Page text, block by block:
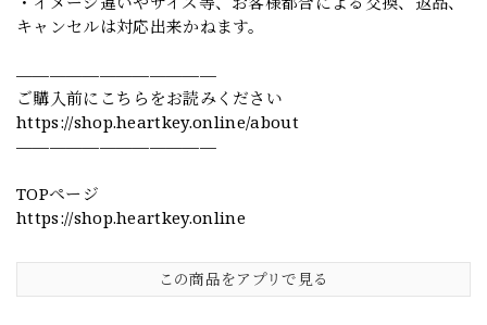
キャンセルは対応出来かねます。
————————————
ご購入前にこちらをお読みください
https://shop.heartkey.online/about
————————————
TOPページ
https://shop.heartkey.online
この商品をアプリで見る